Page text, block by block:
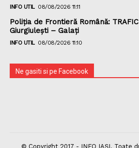
INFO UTIL 08/08/2026 11:11
Poliţia de Frontieră Română:
Giurgiulești – Galați
INFO UTIL 08/08/2026 11:10
Ne gasiti si pe Facebook
© Copyright 2017 - INFO IAȘI. Toate